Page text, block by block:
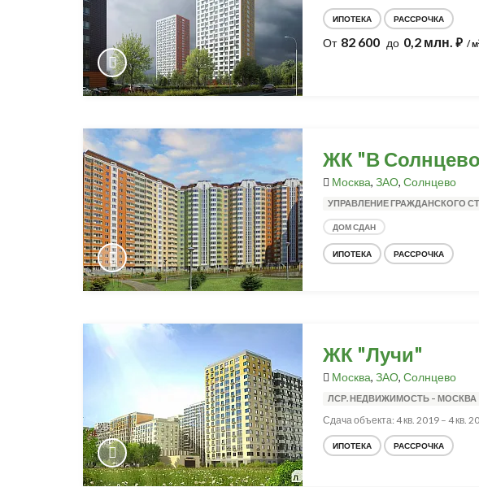
ИПОТЕКА РАССРОЧКА
От 82 600 до 0,2 млн. ⃏ / м
ЖК "В
Москва, ЗАО, Солнцево
УПРАВЛЕНИЕ ГРАЖДАНСКОГО
ДОМ СДАН
ИПОТЕКА РАССРОЧКА
ЖК "Лучи"
Москва, ЗАО, Солнцево
ЛСР. НЕДВИЖИМОСТЬ – МОСКВА
Сдача объекта: 4 кв. 2019 – 4 кв.
ИПОТЕКА РАССРОЧКА